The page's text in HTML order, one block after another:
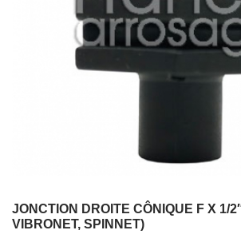
JONCTION DROITE CÔNIQUE F X 1/
VIBRONET, SPINNET)